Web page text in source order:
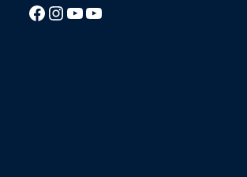
Посилання на Facebook сторінку ліцею
Instagram
Посилання на YouTube канал ліцеюПосилання на YouTube канал ліцею